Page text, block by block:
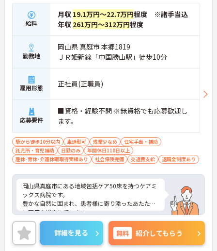
給料
月収 19.1万円～22.7万円程度 ※諸手当込
年収 261万円～312万円程度
勤務地
岡山県 真庭市 本郷1819
ＪＲ姫新線「中国勝山駅」徒歩10分
雇用形態 正社員(正職員)
応募要件
■資格・経験不問 ※無資格でも応募歓迎し
ます。
駅から徒歩10分以内 車通勤可 残業少なめ
住宅手当・補助
託児所・育児補助
日勤のみ
年間休日110日以上
産休･育休･介護休暇取得実績あり
社会保険完備 交通費支給 退職金制度あり
岡山県真庭市にある地域包括ケア50床を持つケアミ
ックス病院です。
豊かな自然に囲まれ、患者様に寄り添ったあたたか
い医療を提供しています。
複数の施設を展開する安定した母体の病院でスキル
アップをしてみませんか？
ご興味のある方はお気軽にお問い合わせください！
詳細を見る 無料 紹介してもらう